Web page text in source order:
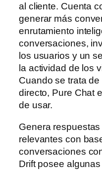
al cliente. Cuenta
generar más
enrutamiento
conversaciones,
los usuarios y un
la actividad de los
Cuando se trata
directo, Pure Chat
de usar.
Genera
relevantes con
conversaciones
Drift posee